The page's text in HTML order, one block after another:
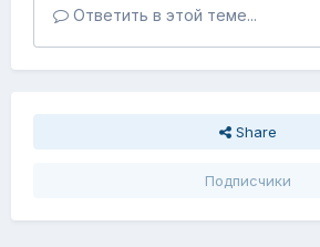
Ответить в этой теме...
Share
Подписчики